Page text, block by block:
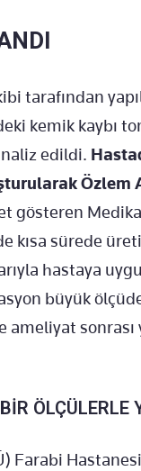
tarafından
kemik kaybı
edildi.
Özlem
gösteren
kısa sürede
hastaya
büyük
sonrası
ÖLÇÜLERLE
Farabi